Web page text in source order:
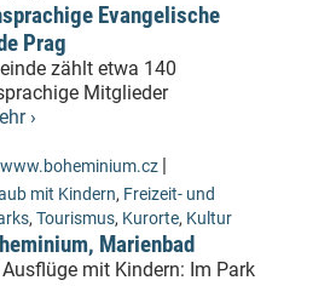
Evangelische
Prag
zählt etwa 140
Mitglieder
›
www.boheminium.cz |
mit Kindern, Freizeit- und
, Tourismus, Kurorte, Kultur
Marienbad
mit Kindern: Im Park